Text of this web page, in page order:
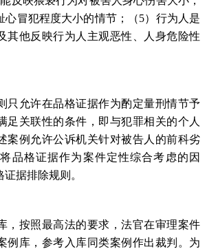
心冒犯程度大小的情节；（5）行为人是
其他反映行为人主观恶性、人身危险性
只允许在品格证据作为酌定量刑情节予
足关联性的条件，即与犯罪相关的个人
案例允许公诉机关针对被告人的前科劣
品格证据作为案件定性综合考虑的因
据排除规则。
，按照最高法的要求，法官在审理案件
例库，参考入库同类案例作出裁判。为